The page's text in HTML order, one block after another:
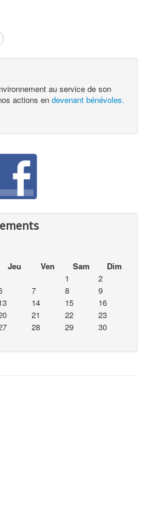
au service de son
actions en devenant bénévoles.
Jeu Ven Sam
Dim
1
2
7 8
9
14 15
16
21 22
23
28 29
30